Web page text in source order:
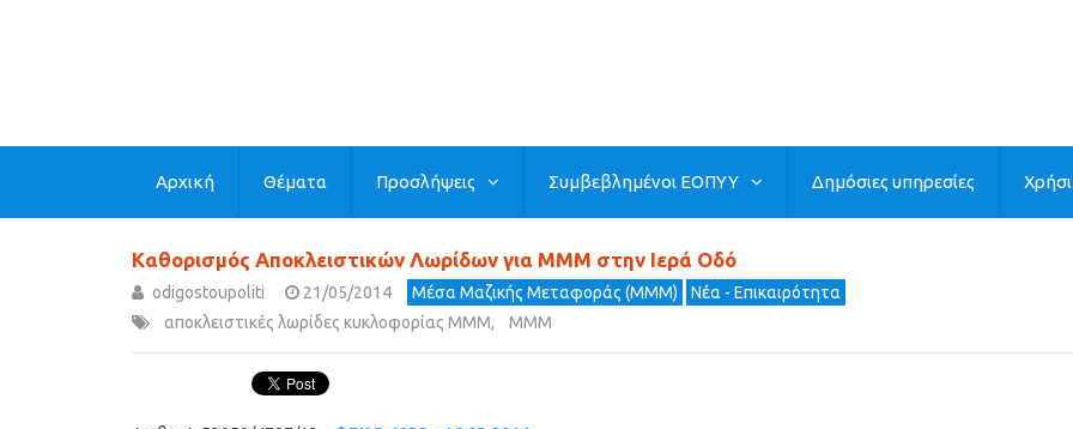
Αρχική Θέματα Προσλήψεις Συμβεβλημένοι ΕΟΠΥΥ Δημόσιες υπηρεσίες
Kαθορισμός Αποκλειστικών Λωρίδων για ΜΜΜ στην Ιερά Οδό
odigostoupoliti 21/05/2014 Μέσα Μαζικής Μεταφοράς (ΜΜΜ)
Νέα - Επικαιρότητα
αποκλειστικές λωρίδες κυκλοφορίας ΜΜΜ, ΜΜΜ